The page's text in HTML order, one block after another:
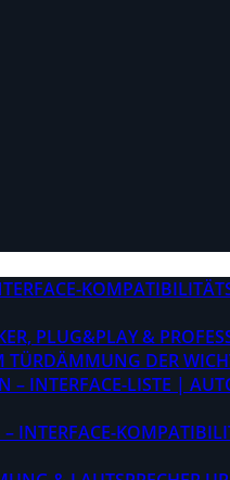
PLUG&PLAY &
DER
– INTERFACE-LISTE |
INTERFACE-